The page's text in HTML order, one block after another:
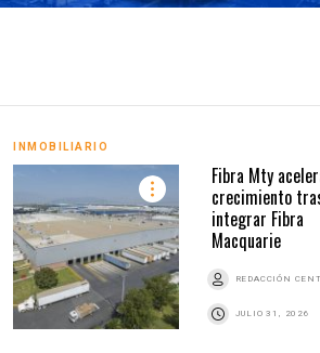
INMOBILIARIO
Fibra Mty
crecimiento
integrar Fibra
Macquarie
REDACCIÓN
JULIO 31, 2026